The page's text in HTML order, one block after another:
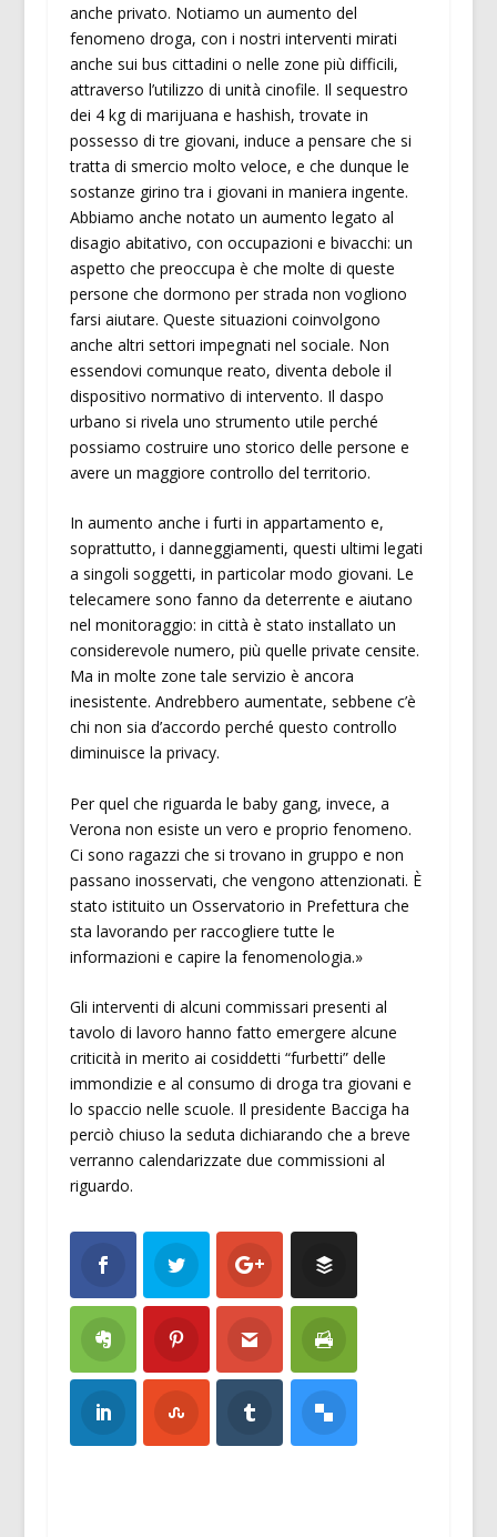
anche privato. Notiamo un aumento del
fenomeno droga, con i nostri interventi mirati
anche sui bus cittadini o nelle zone più difficili,
attraverso l’utilizzo di unità cinofile. Il sequestro
dei 4 kg di marijuana e hashish, trovate in
possesso di tre giovani, induce a pensare che si
tratta di smercio molto veloce, e che dunque le
sostanze girino tra i giovani in maniera ingente.
Abbiamo anche notato un aumento legato al
disagio abitativo, con occupazioni e bivacchi: un
aspetto che preoccupa è che molte di queste
persone che dormono per strada non vogliono
farsi aiutare. Queste situazioni coinvolgono
anche altri settori impegnati nel sociale. Non
essendovi comunque reato, diventa debole il
dispositivo normativo di intervento. Il daspo
urbano si rivela uno strumento utile perché
possiamo costruire uno storico delle persone e
avere un maggiore controllo del territorio.
In aumento anche i furti in appartamento e,
soprattutto, i danneggiamenti, questi ultimi legati
a singoli soggetti, in particolar modo giovani. Le
telecamere sono fanno da deterrente e aiutano
nel monitoraggio: in città è stato installato un
considerevole numero, più quelle private censite.
Ma in molte zone tale servizio è ancora
inesistente. Andrebbero aumentate, sebbene c’è
chi non sia d’accordo perché questo controllo
diminuisce la privacy.
Per quel che riguarda le baby gang, invece, a
Verona non esiste un vero e proprio fenomeno.
Ci sono ragazzi che si trovano in gruppo e non
passano inosservati, che vengono attenzionati. È
stato istituito un Osservatorio in Prefettura che
sta lavorando per raccogliere tutte le
informazioni e capire la fenomenologia.»
Gli interventi di alcuni commissari presenti al
tavolo di lavoro hanno fatto emergere alcune
criticità in merito ai cosiddetti “furbetti” delle
immondizie e al consumo di droga tra giovani e
lo spaccio nelle scuole. Il presidente Bacciga ha
perciò chiuso la seduta dichiarando che a breve
verranno calendarizzate due commissioni al
riguardo.